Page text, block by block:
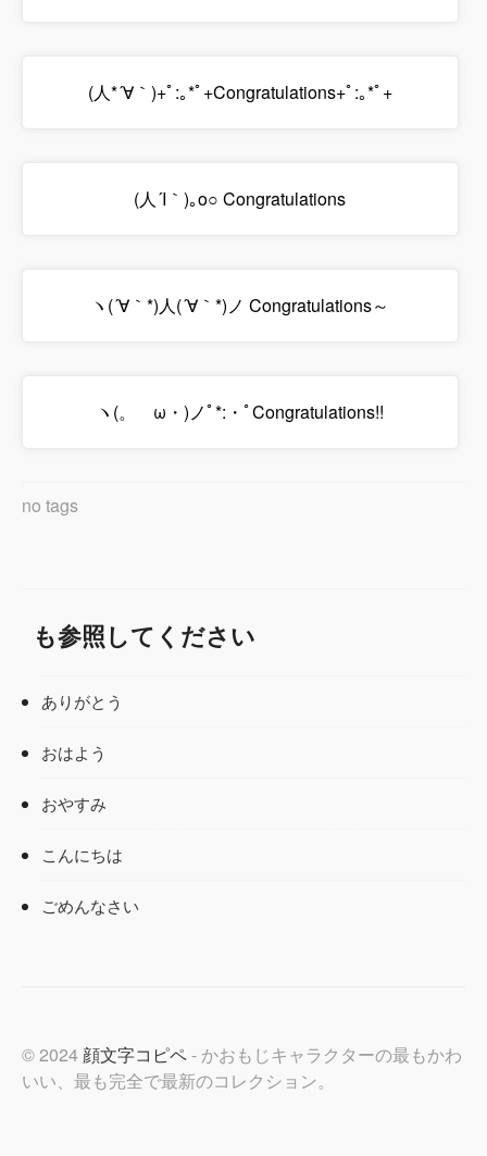
(人*´∀｀)+ﾟ:｡*ﾟ+Congratulations+ﾟ:｡*ﾟ+
(人´I｀)｡o○ Congratulations
ヽ(´∀｀*)人(´∀｀*)ノ Congratulations～
ヽ(。ゝω・)ノﾟ*:・ﾟCongratulations!!
no tags
も参照してください
ありがとう
おはよう
おやすみ
こんにちは
ごめんなさい
© 2024 顔文字コピペ- かおもじキャラクターの最もかわ
いい、最も完全で最新のコレクション。